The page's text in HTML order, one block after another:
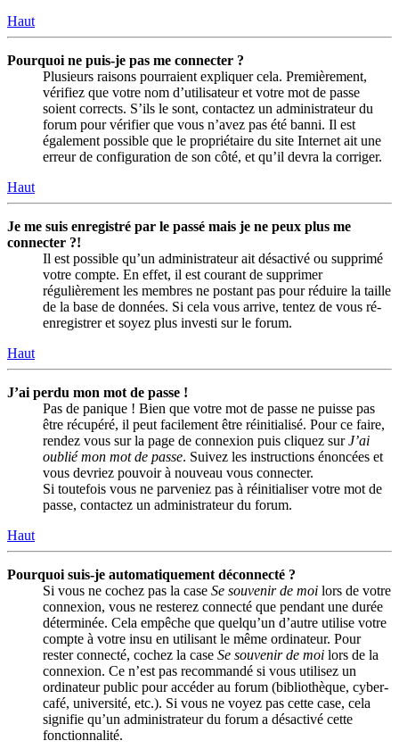
Haut
Pourquoi ne puis-je pas me connecter ?
Plusieurs raisons pourraient expliquer cela. Premièrement,
vérifiez que votre nom d’utilisateur et votre mot de passe
soient corrects. S’ils le sont, contactez un administrateur du
forum pour vérifier que vous n’avez pas été banni. Il est
également possible que le propriétaire du site Internet ait une
erreur de configuration de son côté, et qu’il devra la corriger.
Haut
Je me suis enregistré par le passé mais je ne peux plus me
connecter ?!
Il est possible qu’un administrateur ait désactivé ou supprimé
votre compte. En effet, il est courant de supprimer
régulièrement les membres ne postant pas pour réduire la taille
de la base de données. Si cela vous arrive, tentez de vous ré-
enregistrer et soyez plus investi sur le forum.
Haut
J’ai perdu mon mot de passe !
Pas de panique ! Bien que votre mot de passe ne puisse pas
être récupéré, il peut facilement être réinitialisé. Pour ce faire,
rendez vous sur la page de connexion puis cliquez surJ’ai
oublié mon mot de passe. Suivez les instructions énoncées et
vous devriez pouvoir à nouveau vous connecter.
Si toutefois vous ne parveniez pas à réinitialiser votre mot de
passe, contactez un administrateur du forum.
Haut
Pourquoi suis-je automatiquement déconnecté ?
Si vous ne cochez pas la case Se souvenir de moi lors de votre
connexion, vous ne resterez connecté que pendant une durée
déterminée. Cela empêche que quelqu’un d’autre utilise votre
compte à votre insu en utilisant le même ordinateur. Pour
rester connecté, cochez la case Se souvenir de moi lors de la
connexion. Ce n’est pas recommandé si vous utilisez un
ordinateur public pour accéder au forum (bibliothèque, cyber-
café, université, etc.). Si vous ne voyez pas cette case, cela
signifie qu’un administrateur du forum a désactivé cette
fonctionnalité.